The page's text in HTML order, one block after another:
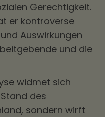
Gerechtigkeit.
er kontroverse
Auswirkungen
und die
widmet sich
des
sondern wirft